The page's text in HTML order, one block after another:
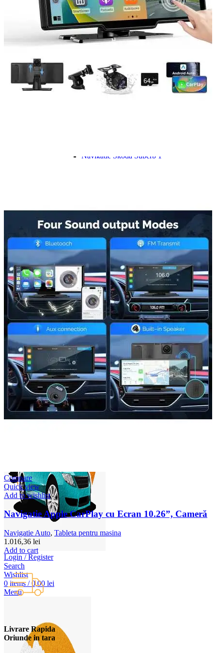
Navigație Mercedes W204
Navigație Mercedes W211
Navigație Mercedes Sprinter
Passat
Navigație Passat B5
Navigație Passat B7
Navigație Passat B8
Navigație Passat CC
Navigație Skoda Superb 1
Accesorii auto masina
Accesorii Dacia Duster 3
Accesorii Duster 2
Accesorii Dacia Jogger
Parfum masina
Copertine auto
Incalzitor diesel
Antifurt masina
Blog
Despre Noi
Login / Register
Search
Wishlist
0 items / 0,00 lei
Menu
Compare
Quick view
Add to wishlist
Navigatie Apple CarPlay cu Ecran 10.26”, Cameră
Navigatie Auto, Tableta pentru masina
1.016,36 lei
Add to cart
Livrare Rapida
Oriunde in tara